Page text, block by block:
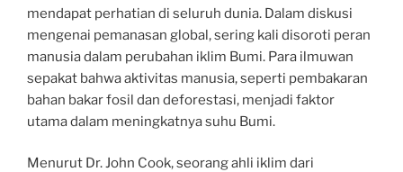
mendapat perhatian di seluruh dunia. Dalam diskusi
mengenai pemanasan global, sering kali disoroti peran
manusia dalam perubahan iklim Bumi. Para ilmuwan
sepakat bahwa aktivitas manusia, seperti pembakaran
bahan bakar fosil dan deforestasi, menjadi faktor
utama dalam meningkatnya suhu Bumi.
Menurut Dr. John Cook, seorang ahli iklim dari